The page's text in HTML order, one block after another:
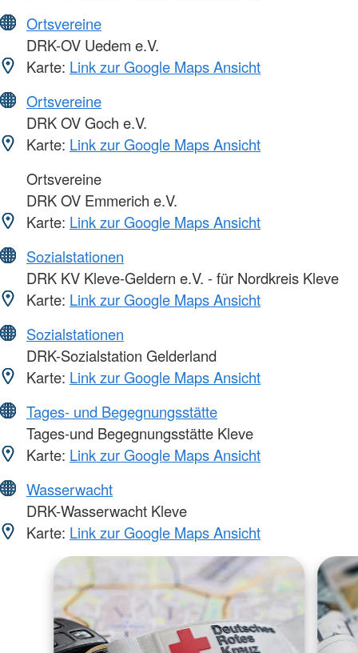
Ortsvereine
DRK-OV Uedem e.V.
Karte: Link zur Google Maps Ansicht
Ortsvereine
DRK OV Goch e.V.
Karte: Link zur Google Maps Ansicht
Ortsvereine
DRK OV Emmerich e.V.
Karte: Link zur Google Maps Ansicht
Sozialstationen
DRK KV Kleve-Geldern e.V. - für Nordkreis Kleve
Karte: Link zur Google Maps Ansicht
Sozialstationen
DRK-Sozialstation Gelderland
Karte: Link zur Google Maps Ansicht
Tages- und Begegnungsstätte
Tages-und Begegnungsstätte Kleve
Karte: Link zur Google Maps Ansicht
Wasserwacht
DRK-Wasserwacht Kleve
Karte: Link zur Google Maps Ansicht